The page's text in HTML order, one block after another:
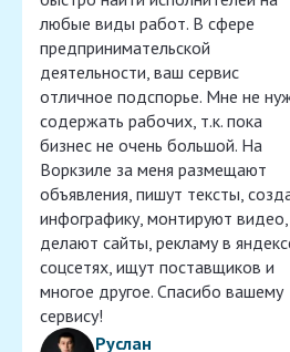
любые виды работ. В сфере
предпринимательской
деятельности, ваш сервис
отличное подспорье. Мне не
содержать рабочих, т.к. пока
бизнес не очень большой. На
Воркзиле за меня размещают
объявления, пишут тексты,
инфографику, монтируют видео,
делают сайты, рекламу в
соцсетях, ищут поставщиков и
многое другое. Спасибо вашему
сервису!
Руслан